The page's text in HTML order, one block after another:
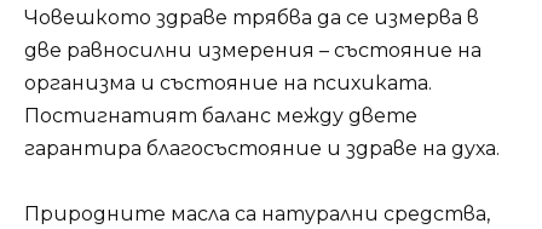
Човешкото здраве трябва да се измерва в
две равносилни измерения – състояние на
организма и състояние на психиката.
Постигнатият баланс между двете
гарантира благосъстояние и здраве на духа.
Природните масла са натурални средства,